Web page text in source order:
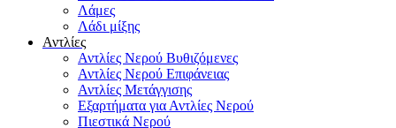
Λάμες
Λάδι μίξης
Αντλίες
Αντλίες Νερού Βυθιζόμενες
Αντλίες Νερού Επιφάνειας
Αντλίες Μετάγγισης
Εξαρτήματα για Αντλίες Νερού
Πιεστικά Νερού